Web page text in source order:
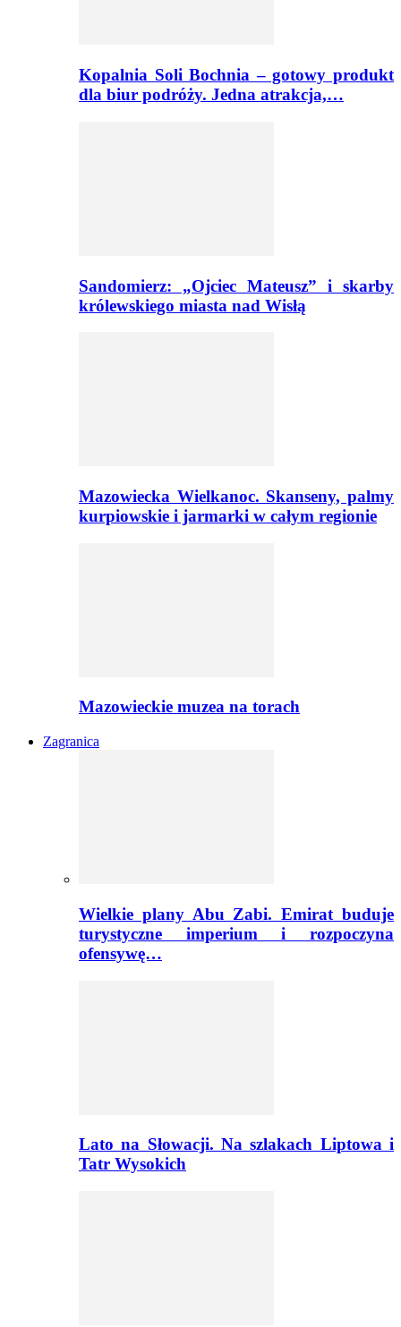
Kopalnia Soli Bochnia – gotowy produkt
dla biur podróży. Jedna atrakcja,…
Sandomierz: „Ojciec Mateusz” i skarby
królewskiego miasta nad Wisłą
Mazowiecka Wielkanoc. Skanseny, palmy
kurpiowskie i jarmarki w całym regionie
Mazowieckie muzea na torach
Zagranica
Wielkie plany Abu Zabi. Emirat buduje
turystyczne imperium i rozpoczyna
ofensywę…
Lato na Słowacji. Na szlakach Liptowa i
Tatr Wysokich